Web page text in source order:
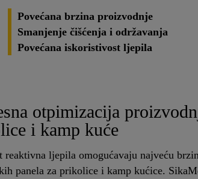
Povećana brzina proizvodnje
Smanjenje čišćenja i održavanja
Povećana iskoristivost ljepila
otpimizacija
i kamp kuće
reaktivna ljepila omogućavaju najveću
panela za prikolice i kamp kućice.